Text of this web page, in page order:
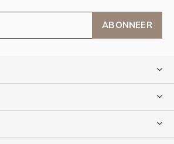
ABONNEER